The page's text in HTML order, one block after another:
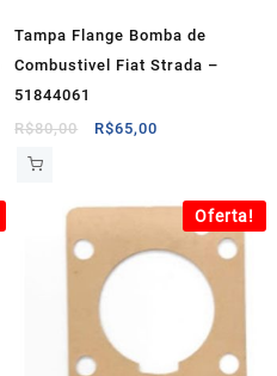
Tampa Flange Bomba de
Combustivel Fiat Strada –
51844061
R$80,00
O
era:
R$65,00
é:
R$65,00.
Oferta!